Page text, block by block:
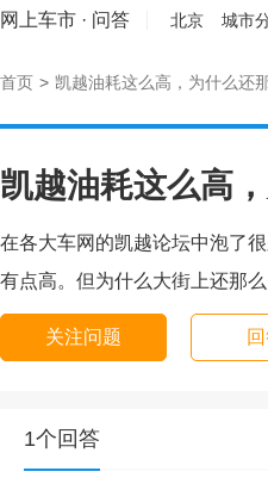
网上车市 · 问答 北京 城市
首页 > 凯越油耗这么高，为什么还
凯越油耗这么高
在各大车网的凯越论坛中泡了
有点高。但为什么大街上还那
关注问题
1个回答